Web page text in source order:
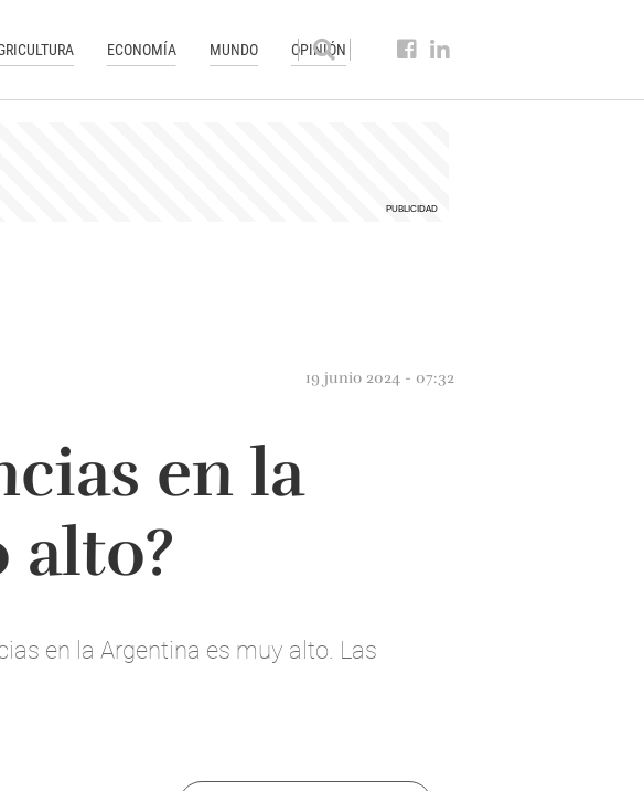
ECONOMÍA MUNDO OPINIÓN
19 junio 2024 - 07:32
en la
alto?
en la Argentina es muy alto. Las